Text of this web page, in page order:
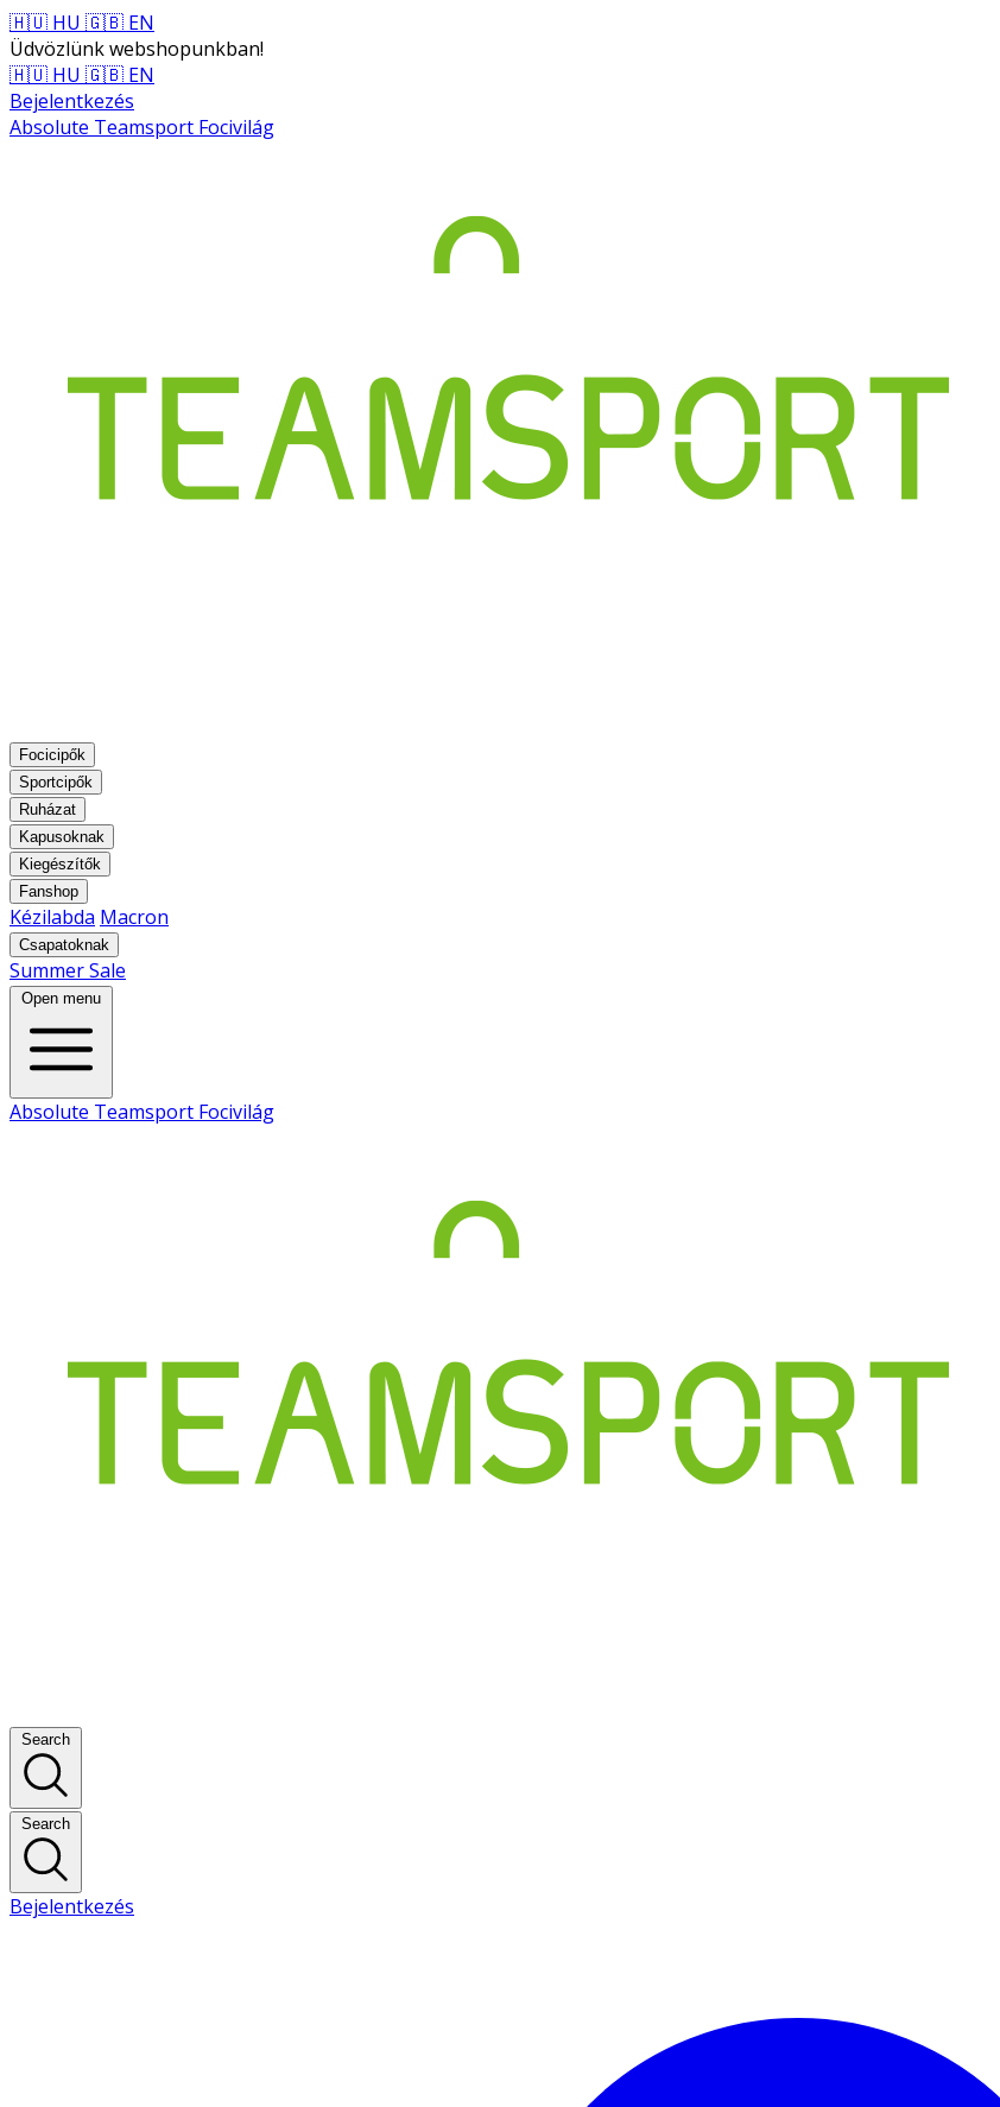
🇭🇺 HU 🇬🇧 EN
Üdvözlünk webshopunkban!
🇭🇺 HU 🇬🇧 EN
Bejelentkezés
Absolute Teamsport Focivilág
Focicipők
Sportcipők
Ruházat
Kapusoknak
Kiegészítők
Fanshop
Kézilabda Macron
Csapatoknak
Summer Sale
Open menu
Absolute Teamsport Focivilág
Search
Search
Bejelentkezés